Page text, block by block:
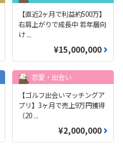
【直近2ヶ月で利益約500万】
右肩上がりで成長中 若年層向
け...
¥15,000,000
恋愛・出会い
【ゴルフ出会いマッチングア
プリ】3ヶ月で売上9万円獲得
（20 ...
¥2,000,000